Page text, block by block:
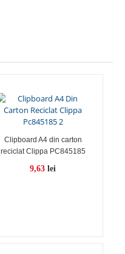
Clipboard A4 din carton
reciclat Clippa PC845185
9,63lei